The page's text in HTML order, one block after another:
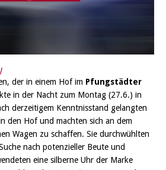
der in einem Hof im Pfungstädter
in der Nacht zum Montag (27.6.) in
derzeitigem Kenntnisstand gelangten
den Hof und machten sich an dem
Wagen zu schaffen. Sie durchwühlten
nach potenzieller Beute und
eine silberne Uhr der Marke